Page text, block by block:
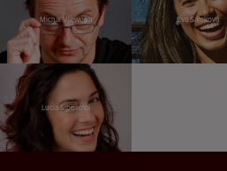
Michal Viewegh Eva Samková
Lucia Siposová